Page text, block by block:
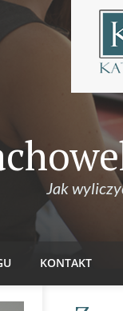
Jak
KONTAKT